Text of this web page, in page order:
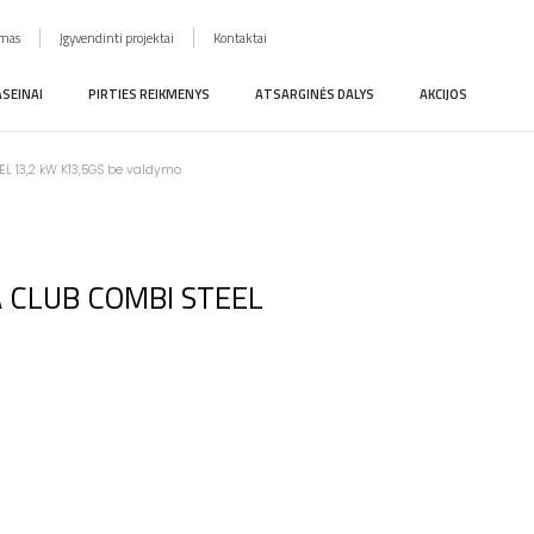
Įgyvendinti projektai Kontaktai
PIRTIES REIKMENYS ATSARGINĖS DALYS AKCIJOS
13,2 kW K13,5GS be valdymo
COMBI STEEL